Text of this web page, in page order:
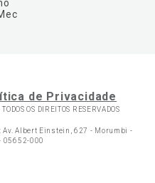
de Privacidade
TODOS OS DIREITOS RESERVADOS
Albert Einstein, 627 - Morumbi -
05652-000